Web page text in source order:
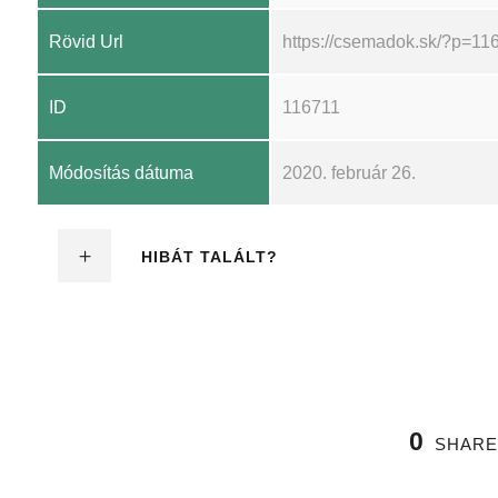
Rövid Url https://csemadok.sk/
ID 116711
Módosítás dátuma 2020. február 26.
HIBÁT TALÁLT?
0